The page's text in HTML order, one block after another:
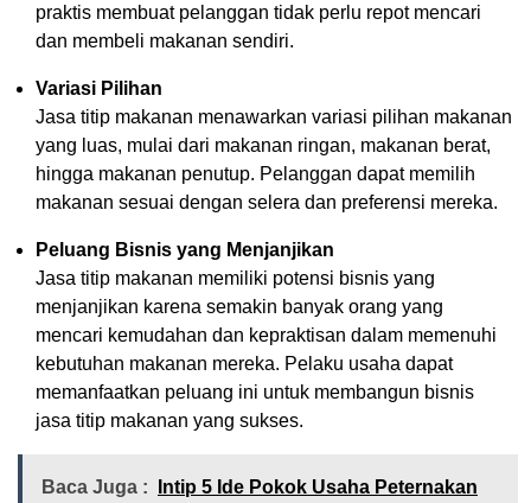
praktis membuat pelanggan tidak perlu repot mencari
dan membeli makanan sendiri.
Variasi Pilihan
Jasa titip makanan menawarkan variasi pilihan makanan
yang luas, mulai dari makanan ringan, makanan berat,
hingga makanan penutup. Pelanggan dapat memilih
makanan sesuai dengan selera dan preferensi mereka.
Peluang Bisnis yang Menjanjikan
Jasa titip makanan memiliki potensi bisnis yang
menjanjikan karena semakin banyak orang yang
mencari kemudahan dan kepraktisan dalam memenuhi
kebutuhan makanan mereka. Pelaku usaha dapat
memanfaatkan peluang ini untuk membangun bisnis
jasa titip makanan yang sukses.
Baca Juga :
Intip 5 Ide Pokok Usaha Peternakan